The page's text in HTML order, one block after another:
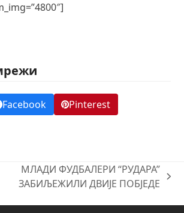
Facebook
Pinterest
next
МЛАДИ ФУДБАЛЕРИ “РУДАРА”
ЗАБИЉЕЖИЛИ ДВИЈЕ ПОБЈЕДЕ